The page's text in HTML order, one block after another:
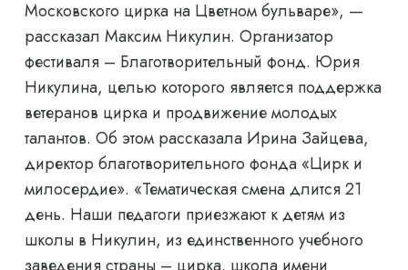
Московского цирка на Цветном бульваре», —
рассказал Максим Никулин. Организатор
фестиваля – Благотворительный фонд. Юрия
Никулина, целью которого является поддержка
ветеранов цирка и продвижение молодых
талантов. Об этом рассказала Ирина Зайцева,
директор благотворительного фонда «Цирк и
милосердие». «Тематическая смена длится 21
день. Наши педагоги приезжают к детям из
школы в Никулин, из единственного учебного